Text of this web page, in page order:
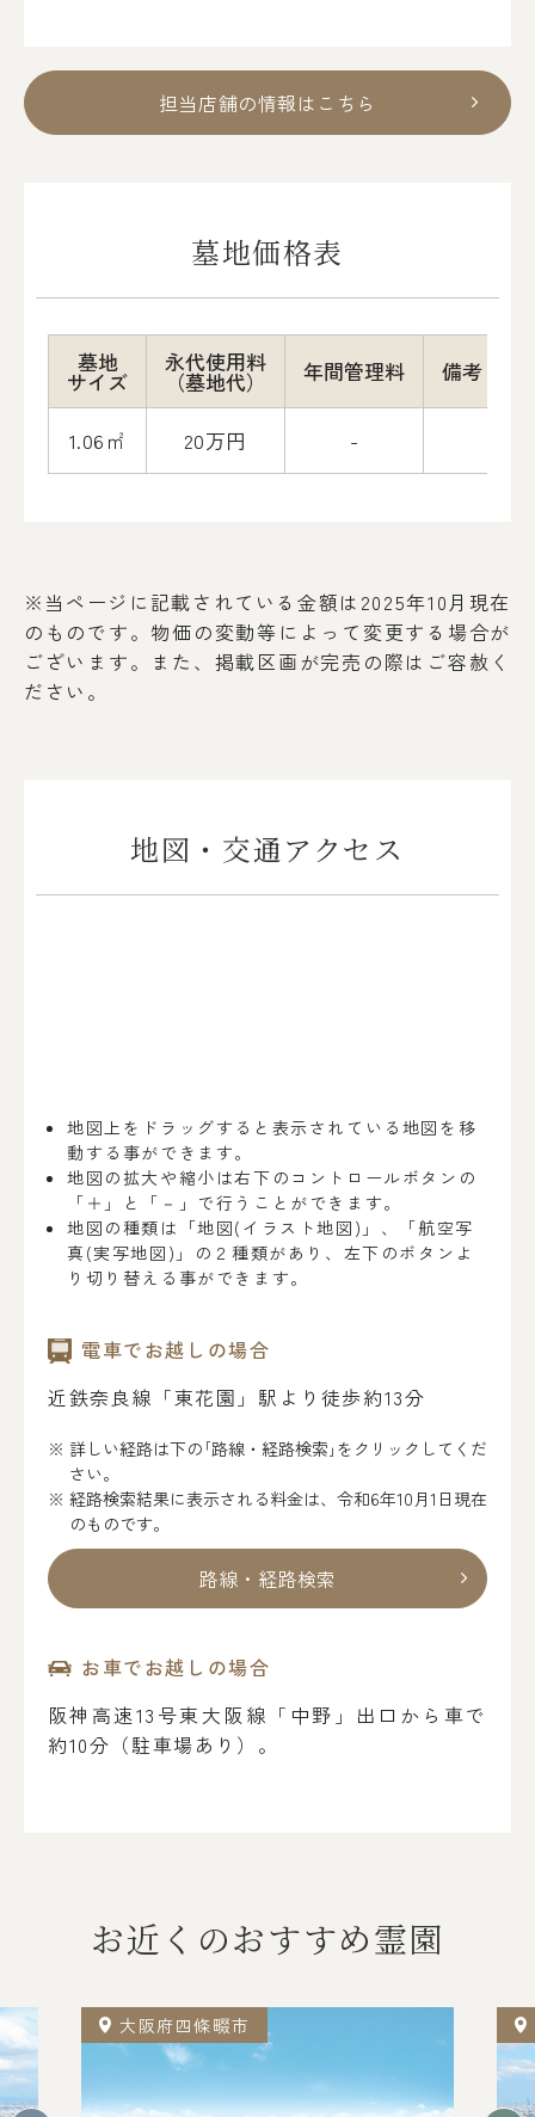
担当店舗の情報はこちら
墓地価格表
墓地
サイズ
永代使用料
（墓地代） 年間管理料 備考
1.06㎡ 20万円 -
※当ページに記載されている金額は2025年10月現在
のものです。物価の変動等によって変更する場合が
ございます。 また、掲載区画が完売の際はご容赦く
ださい。
地図・交通アクセス
地図上をドラッグすると表示されている地図を移
動する事ができます。
地図の拡大や縮小は右下のコントロールボタンの
「＋」と「－」で行うことができます。
地図の種類は「地図(イラスト地図)」、「航空写
真(実写地図)」の２種類があり、左下のボタンよ
り切り替える事ができます。
電車でお越しの場合
近鉄奈良線「東花園」駅より徒歩約13分
詳しい経路は下の｢路線・経路検索｣をクリックしてくだ
さい。
経路検索結果に表示される料金は、令和6年10月1日現在
のものです。
路線・経路検索
お車でお越しの場合
阪神高速13号東大阪線「中野」出口から車で
約10分（駐車場あり）。
お近くのおすすめ霊園
大阪府四條畷市